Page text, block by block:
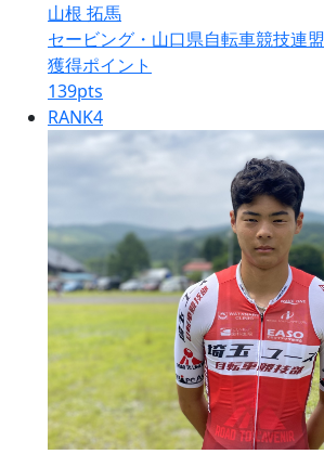
山根 拓馬
セービング・山口県自転車競技連盟
獲得ポイント
139pts
RANK4